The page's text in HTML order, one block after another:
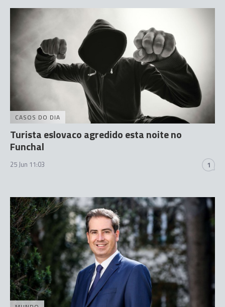
CASOS DO DIA
Turista eslovaco agredido esta noite no
Funchal
25 Jun 11:03 1